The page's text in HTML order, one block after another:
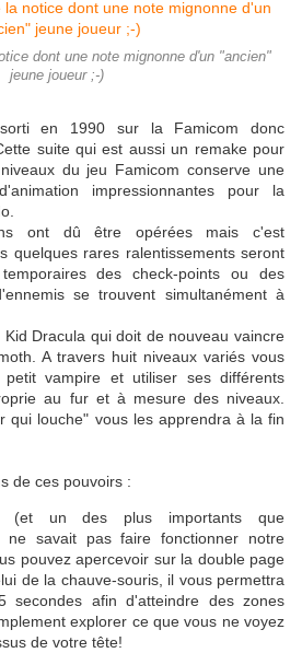
dont une note mignonne d'un "ancien"
jeune joueur ;-)
en 1990 sur la Famicom donc
suite qui est aussi un remake pour
du jeu Famicom conserve une
impressionnantes pour la
ont dû être opérées mais c'est
quelques rares ralentissements seront
des check-points ou des
se trouvent simultanément à
Dracula qui doit de nouveau vaincre
A travers huit niveaux variés vous
vampire et utiliser ses différents
au fur et à mesure des niveaux.
qui louche" vous les apprendra à la fin
de ces pouvoirs :
(et un des plus importants que
ne savait pas faire fonctionner notre
pouvez apercevoir sur la double page
de la chauve-souris, il vous permettra
secondes afin d'atteindre des zones
explorer ce que vous ne voyez
de votre tête!